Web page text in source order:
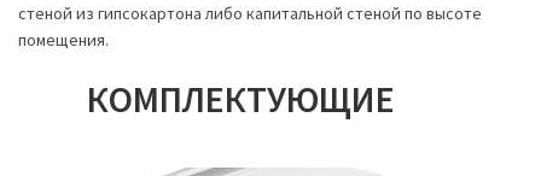
стеной из гипсокартона либо капитальной стеной по высоте
помещения.
КОМПЛЕКТУЮЩИЕ